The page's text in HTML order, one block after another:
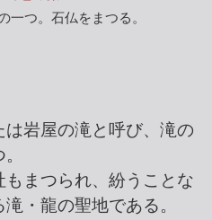
一つ。石仏をまつる。
は岩屋の滝と呼び、滝の
まつられ、紛うことな
・龍の聖地である。